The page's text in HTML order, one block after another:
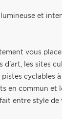
et
vous
d'art, les sites
pistes
en commun et
entre style